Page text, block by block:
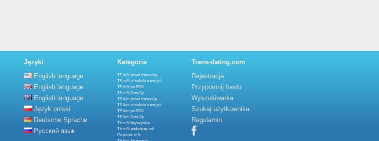
Języki
English language
English language
English language
Język polski
Deutsche Sprache
Русский язык
Kategorie
TS m/k przed tranzycją
TS m/k w trakcie tranzycji
TS m/k po SRS
TS m/k Non-Op
TS k/m przed tranzycją
TS k/m w trakcie tranzycji
TS k/m po SRS
TS k/m Non-Op
TV m/k fetyszystka
TV m/k podwójnej roli
Po prostu m/k
Trans-dating.com
Rejestracja
Przypomnij hasło
Wyszukiwarka
Szukaj użytkownika
Regulamin